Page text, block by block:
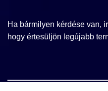
Ha bármilyen kérdése van,
hogy értesüljön legújabb